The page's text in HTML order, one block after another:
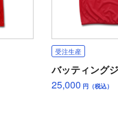
受注生産
バッティング
25,000 円（税込）